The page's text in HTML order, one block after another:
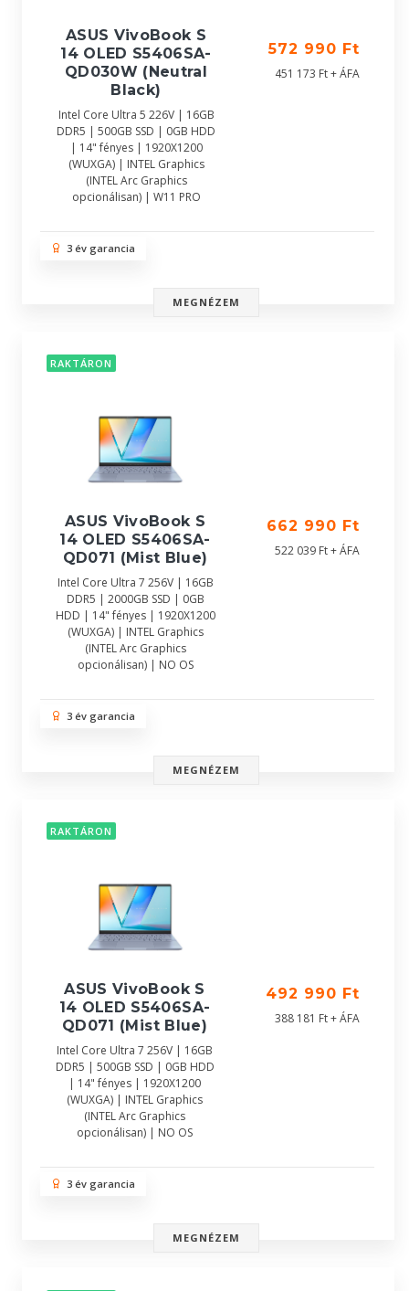
ASUS VivoBook S
14 OLED S5406SA-
QD030W (Neutral
Black)
Intel Core Ultra 5 226V | 16GB
DDR5 | 500GB SSD | 0GB HDD
| 14" fényes | 1920X1200
(WUXGA) | INTEL Graphics
(INTEL Arc Graphics
opcionálisan) | W11 PRO
572 990 Ft
451 173 Ft + ÁFA
3 év garancia
MEGNÉZEM
RAKTÁRON
ASUS VivoBook S
14 OLED S5406SA-
QD071 (Mist Blue)
Intel Core Ultra 7 256V | 16GB
DDR5 | 2000GB SSD | 0GB
HDD | 14" fényes | 1920X1200
(WUXGA) | INTEL Graphics
(INTEL Arc Graphics
opcionálisan) | NO OS
662 990 Ft
522 039 Ft + ÁFA
3 év garancia
MEGNÉZEM
RAKTÁRON
ASUS VivoBook S
14 OLED S5406SA-
QD071 (Mist Blue)
Intel Core Ultra 7 256V | 16GB
DDR5 | 500GB SSD | 0GB HDD
| 14" fényes | 1920X1200
(WUXGA) | INTEL Graphics
(INTEL Arc Graphics
opcionálisan) | NO OS
492 990 Ft
388 181 Ft + ÁFA
3 év garancia
MEGNÉZEM